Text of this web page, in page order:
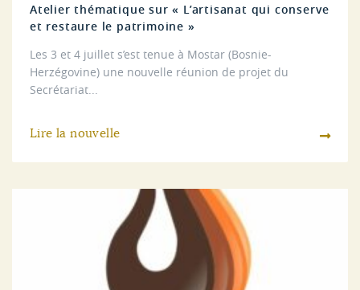
Atelier thématique sur « L’artisanat qui conserve
et restaure le patrimoine »
Les 3 et 4 juillet s’est tenue à Mostar (Bosnie-
Herzégovine) une nouvelle réunion de projet du
Secrétariat...
Lire la nouvelle